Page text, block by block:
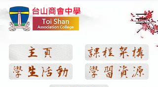
主頁
學生活動
課程架構
學習資源